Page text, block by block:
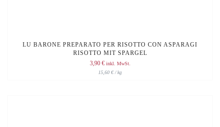
LU BARONE PREPARATO PER RISOTTO CON ASPARAGI
RISOTTO MIT SPARGEL
3,90 € inkl. MwSt.
15,60 € /kg